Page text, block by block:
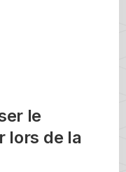
le
lors de la